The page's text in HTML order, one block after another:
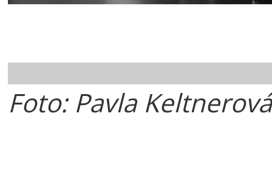
Foto: Pavla Keltnerová